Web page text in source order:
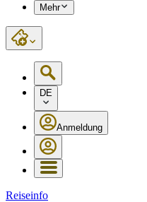
Mehr
DE
Anmeldung
Reiseinfo